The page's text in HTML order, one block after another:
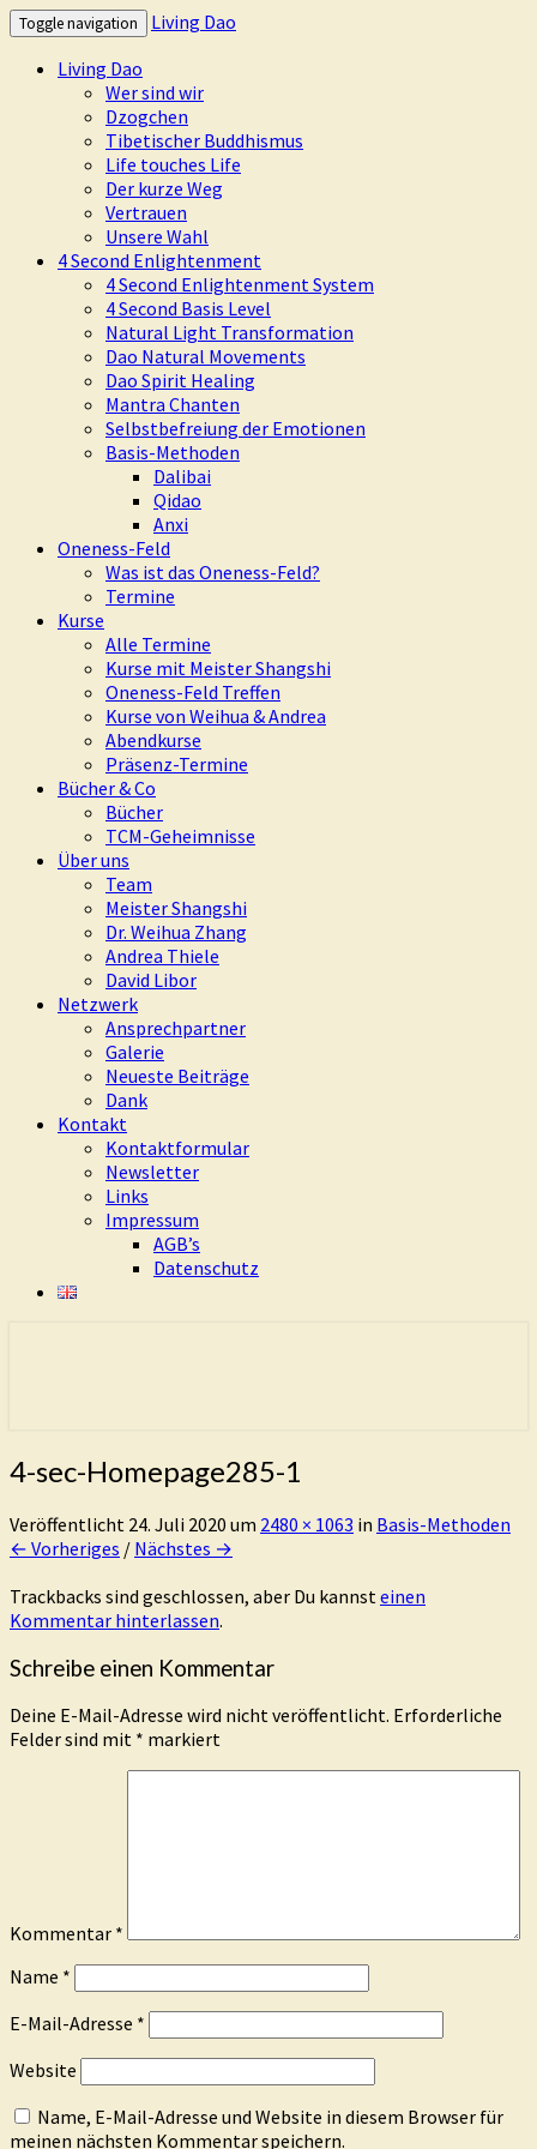
Toggle navigation
Living Dao
Living Dao
Wer sind wir
Dzogchen
Tibetischer Buddhismus
Life touches Life
Der kurze Weg
Vertrauen
Unsere Wahl
4 Second Enlightenment
4 Second Enlightenment System
4 Second Basis Level
Natural Light Transformation
Dao Natural Movements
Dao Spirit Healing
Mantra Chanten
Selbstbefreiung der Emotionen
Basis-Methoden
Dalibai
Qidao
Anxi
Oneness-Feld
Was ist das Oneness-Feld?
Termine
Kurse
Alle Termine
Kurse mit Meister Shangshi
Oneness-Feld Treffen
Kurse von Weihua & Andrea
Abendkurse
Präsenz-Termine
Bücher & Co
Bücher
TCM-Geheimnisse
Über uns
Team
Meister Shangshi
Dr. Weihua Zhang
Andrea Thiele
David Libor
Netzwerk
Ansprechpartner
Galerie
Neueste Beiträge
Dank
Kontakt
Kontaktformular
Newsletter
Links
Impressum
AGB’s
Datenschutz
4-sec-Homepage285-1
Veröffentlicht 24. Juli 2020 um 2480 × 1063 in Basis-Methoden
← Vorheriges / Nächstes →
Trackbacks sind geschlossen, aber Du kannst einen
Kommentar hinterlassen.
Schreibe einen Kommentar
Deine E-Mail-Adresse wird nicht veröffentlicht. Erforderliche
Felder sind mit * markiert
Kommentar *
Name *
E-Mail-Adresse *
Website
Name, E-Mail-Adresse und Website in diesem Browser für
meinen nächsten Kommentar speichern.